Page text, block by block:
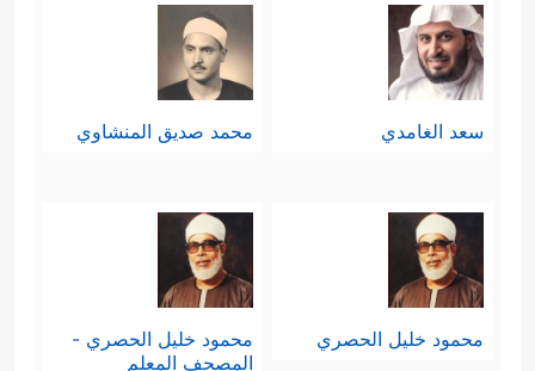
سعد الغامدي محمد صديق المنشاوي
محمود خليل الحصري
محمود خليل الحصري -
المصحف المعلم